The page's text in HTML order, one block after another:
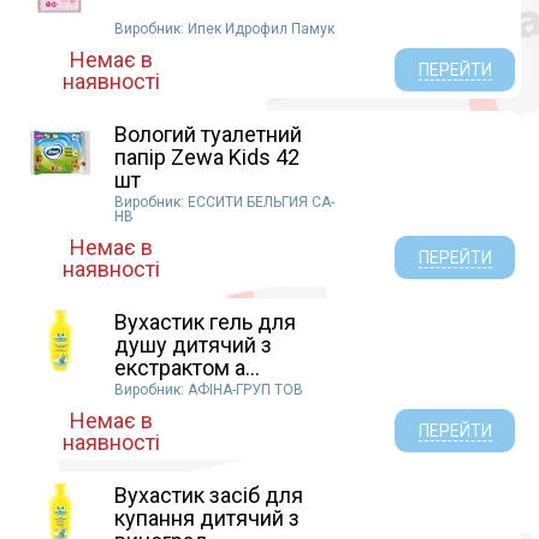
Виробник: Ипек Идрофил Памук
Немає в
наявності
ПЕРЕЙТИ
Вологий туалетний
папір Zewa Kids 42
шт
Виробник: ЕССИТИ БЕЛЬГИЯ СА-
НВ
Немає в
наявності
ПЕРЕЙТИ
Вухастик гель для
душу дитячий з
екстрактом а...
Виробник: АФІНА-ГРУП ТОВ
Немає в
наявності
ПЕРЕЙТИ
Вухастик засіб для
купання дитячий з